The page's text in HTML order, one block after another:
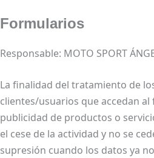
Formularios
Responsable: MOTO SPORT
La finalidad del tratamiento de
clientes/usuarios que accedan
publicidad de productos o
el cese de la actividad y no se
supresión cuando los datos ya